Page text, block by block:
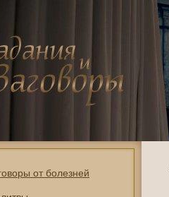
от болезней